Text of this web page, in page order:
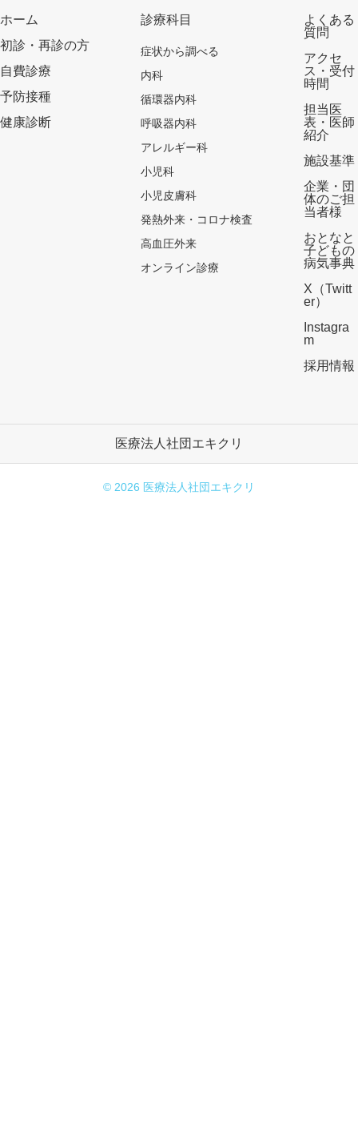
ホーム
初診・再診の方
自費診療
予防接種
健康診断
診療科目
症状から調べる
内科
循環器内科
呼吸器内科
アレルギー科
小児科
小児皮膚科
発熱外来・コロナ検査
高血圧外来
オンライン診療
よくある
質問
アクセ
ス・受付
時間
担当医
表・医師
紹介
施設基準
企業・団
体のご担
当者様
おとなと
子どもの
病気事典
X（Twitt
er）
Instagra
m
採用情報
医療法人社団エキクリ
© 2026 医療法人社団エキクリ